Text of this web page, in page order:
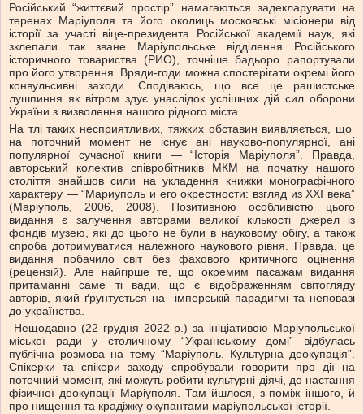
Російський “життєвий простір” намагаються задекларувати на
теренах Маріуполя та його околиць московські місіонери від
історії за участі віце-президента Російської академії наук, які
зклепали так зване Маріупольське відділення Російського
історичного товариства (РИО), точніше бадьоро рапортували
про його утворення. Вряди-годи можна спостерігати окремі його
конвульсивні заходи. Сподіваюсь, що все це рашистське
лушпиння як вітром здує унаслідок успішних дій сил оборони
України з визволення нашого рідного міста.
На тлі таких несприятливих, тяжких обставин виявляється, що
на поточний момент не існує ані науково-популярної, ані
популярної сучасної книги — “Історія Маріуполя”. Правда,
авторський колектив співробітників МКМ на початку нашого
століття знайшов сили на укладення книжки монографічного
характеру — “Мариуполь и его окрестности: взгляд из ХХI века”
(Маріуполь, 2006, 2008). Позитивною особливістю цього
видання є залучення авторами великої кількості джерел із
фондів музею, які до цього не були в науковому обігу, а також
спроба дотримуватися належного наукового рівня. Правда, це
видання побачило світ без фахового критичного оцінення
(рецензій). Але найгірше те, що окремим пасажам видання
притаманні саме ті вади, що є відображенням світогляду
авторів, який ґрунтується на імперській парадигмі та неповазі
до українства.
Нещодавно (22 грудня 2022 р.) за ініціативою Маріупольської
міської ради у столичному “Українському домі” відбулась
публічна розмова на тему “Маріуполь. Культурна деокупація”.
Спікерки та спікери заходу спробували говорити про дії на
поточний момент, які можуть робити культурні діячі, до настання
фізичної деокупації Маріуполя. Там йшлося, з-поміж іншого, й
про нищення та крадіжку окупантами маріупольської історії.